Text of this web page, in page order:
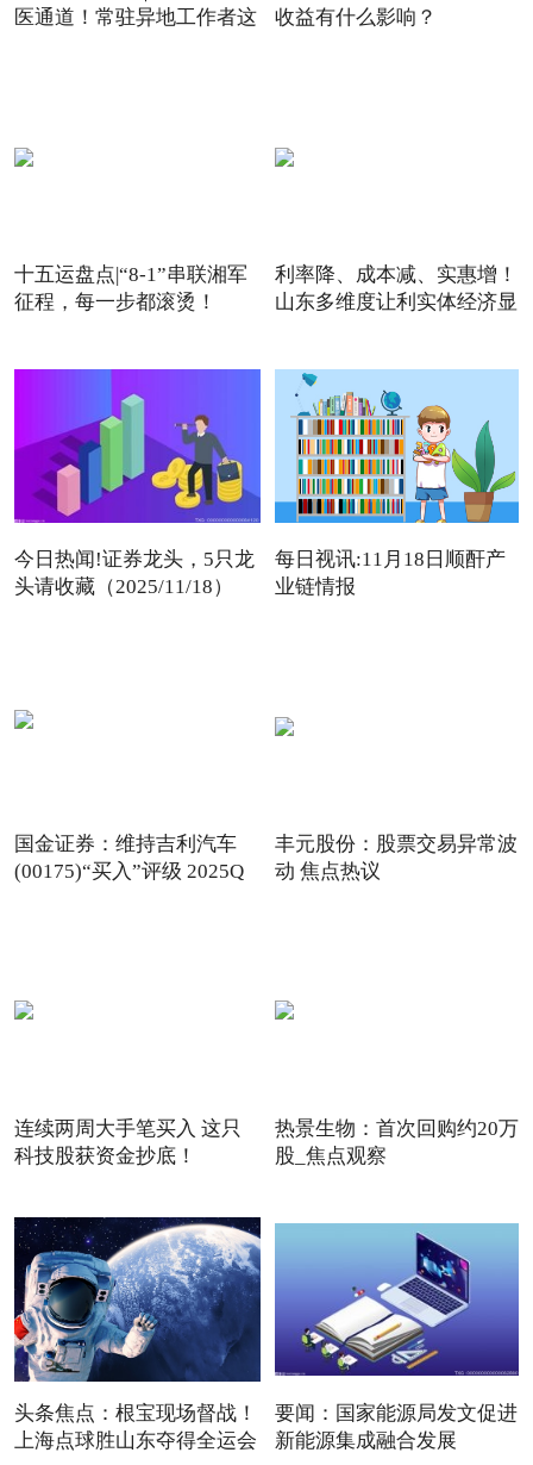
医通道！常驻异地工作者这
收益有什么影响？
十五运盘点|“8-1”串联湘军
征程，每一步都滚烫！
利率降、成本减、实惠增！
山东多维度让利实体经济显
今日热闻!证券龙头，5只龙
头请收藏（2025/11/18）
每日视讯:11月18日顺酐产
业链情报
国金证券：维持吉利汽车
(00175)“买入”评级 2025Q
丰元股份：股票交易异常波
动 焦点热议
连续两周大手笔买入 这只
科技股获资金抄底！
热景生物：首次回购约20万
股_焦点观察
头条焦点：根宝现场督战！
上海点球胜山东夺得全运会
要闻：国家能源局发文促进
新能源集成融合发展